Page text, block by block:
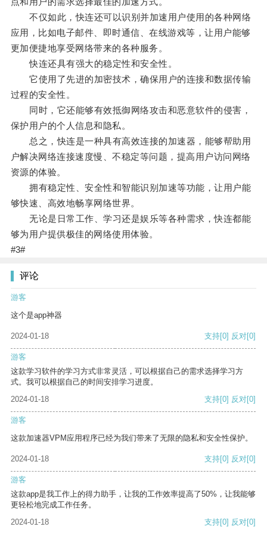
不仅如此，快连还可以识别并加速用户使用的各种网络
应用，比如电子邮件、即时通信、在线游戏等，让用户能够
更加便捷地享受网络带来的各种服务。
快连还具有强大的稳定性和安全性。
它使用了先进的加密技术，确保用户的连接和数据传输
过程的安全性。
同时，它还能够有效抵御网络攻击和恶意软件的侵害，
保护用户的个人信息和隐私。
总之，快连是一种具有高效连接的加速器，能够帮助用
户解决网络连接速度慢、不稳定等问题，提高用户访问网络
资源的体验。
拥有稳定性、安全性和智能识别加速等功能，让用户能
够快速、高效地畅享网络世界。
无论是日常工作、学习还是娱乐等各种需求，快连都能
够为用户提供极佳的网络使用体验。
#3#
评论
游客
这个是app神器
2024-01-18 支持[0] 反对[0]
游客
这款学习软件的学习方式非常灵活，可以根据自己的需求选择学习方
式。我可以根据自己的时间安排学习进度。
2024-01-18
支持[0] 反对[0]
游客
这款加速器VPM应用程序已经为我们带来了无限的隐私和安全性保护。
2024-01-18 支持[0] 反对[0]
游客
这款app是我工作上的得力助手，让我的工作效率提高了50%，让我能够
更轻松地完成工作任务。
2024-01-18
支持[0] 反对[0]